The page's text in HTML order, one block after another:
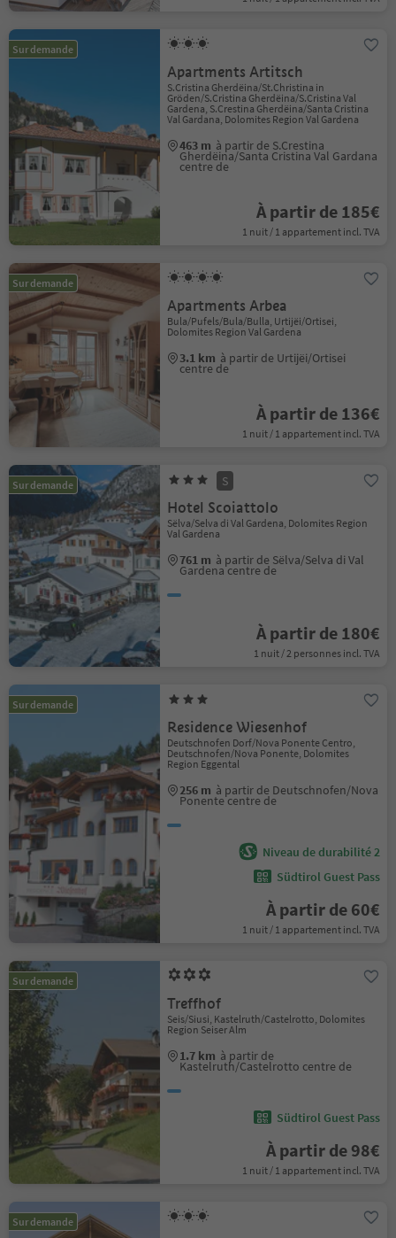
Sur demande
Apartments Artitsch
S.Cristina Gherdëina/St.Christina in
Gröden/S.Cristina Gherdëina/S.Cristina Val
Gardena, S.Crestina Gherdëina/Santa Cristina
Val Gardana, Dolomites Region Val Gardena
463 m à partir de S.Crestina
Gherdëina/Santa Cristina Val Gardana
centre de
À partir de 185€
1 nuit / 1 appartement incl. TVA
Sur demande
Apartments Arbea
Bula/Pufels/Bula/Bulla, Urtijëi/Ortisei,
Dolomites Region Val Gardena
3.1 km à partir de Urtijëi/Ortisei
centre de
À partir de 136€
1 nuit / 1 appartement incl. TVA
Sur demande S
Hotel Scoiattolo
Sëlva/Selva di Val Gardena, Dolomites Region
Val Gardena
761 m à partir de Sëlva/Selva di Val
Gardena centre de
À partir de 180€
1 nuit / 2 personnes incl. TVA
Sur demande
Residence Wiesenhof
Deutschnofen Dorf/Nova Ponente Centro,
Deutschnofen/Nova Ponente, Dolomites
Region Eggental
256 m à partir de Deutschnofen/Nova
Ponente centre de
Niveau de durabilité 2
Südtirol Guest Pass
À partir de 60€
1 nuit / 1 appartement incl. TVA
Sur demande
Treffhof
Seis/Siusi, Kastelruth/Castelrotto, Dolomites
Region Seiser Alm
1.7 km à partir de
Kastelruth/Castelrotto centre de
Südtirol Guest Pass
À partir de 98€
1 nuit / 1 appartement incl. TVA
Sur demande